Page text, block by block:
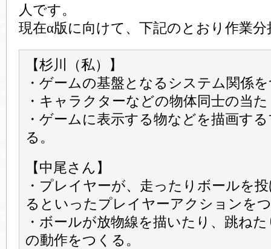
人です。
現在α版に向けて、下記のとおり作業
【杉川（私）】
・ゲームの基盤となるシステム関係
・キャラクターなどの物体同士の当
・ゲームに表示する物などを描画す
る。
【中尾さん】
・プレイヤーが、走ったりボールを
るといったプレイヤーアクションを
・ボールが放物線を描いたり、跳ね
の動作をつくる。